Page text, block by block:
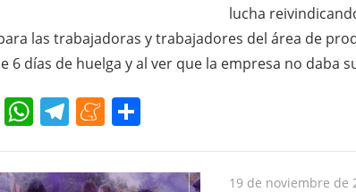
lucha
las trabajadoras y trabajadores del área de
6 días de huelga y al ver que la empresa no daba
WhatsApp
Telegram
Meneame
19 de noviembre de